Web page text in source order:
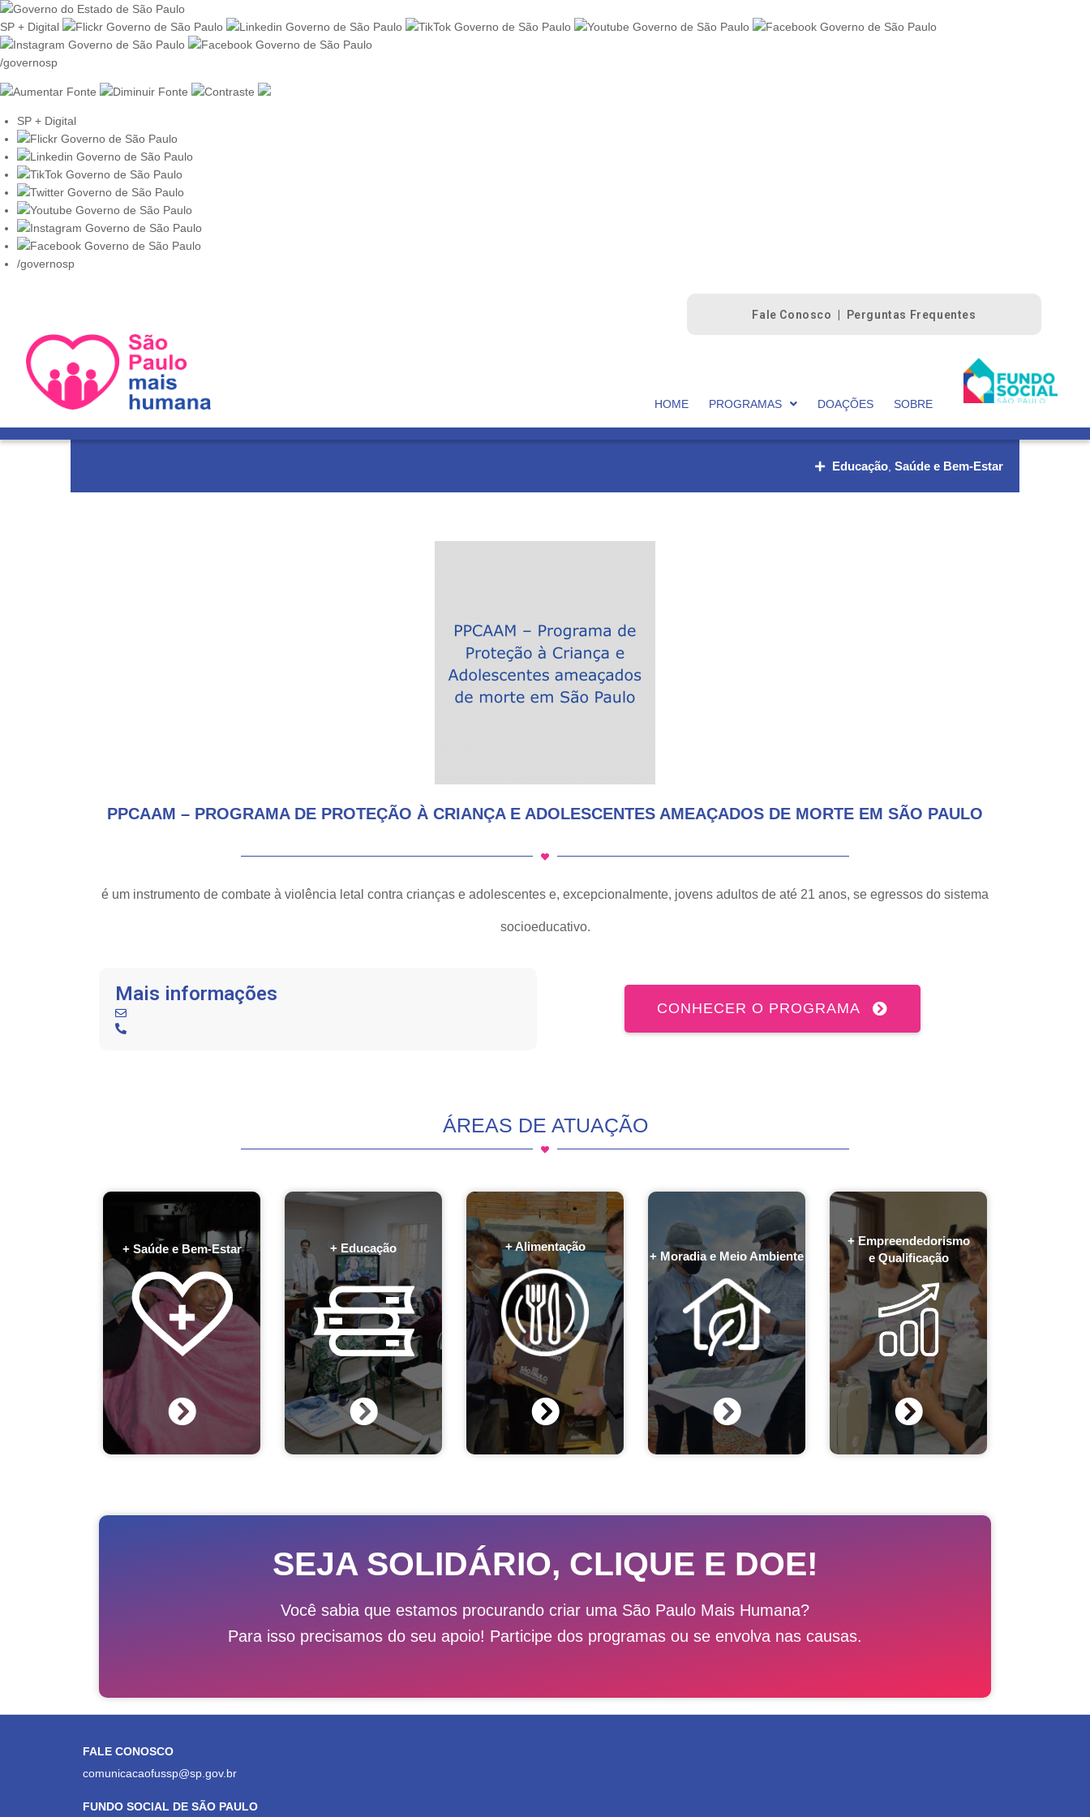
SP + Digital
/governosp
SP + Digital
/governosp
Fale Conosco Perguntas Frequentes
HOME PROGRAMAS DOAÇÕES SOBRE
Educação Saúde e Bem-Estar
PPCAAM – PROGRAMA DE PROTEÇÃO À CRIANÇA E ADOLESCENTES AMEAÇADOS DE MORTE EM SÃO PAULO
é um instrumento de combate à violência letal contra crianças e adolescentes e, excepcionalmente, jovens adultos de até 21 anos, se egressos do sistema
socioeducativo.
Mais informações
CONHECER O PROGRAMA
ÁREAS DE ATUAÇÃO
+ Saúde e Bem-Estar + Educação + Alimentação
+ Moradia e Meio Ambiente
+ Empreendedorismo
e Qualificação
SEJA SOLIDÁRIO, CLIQUE E DOE!
Você sabia que estamos procurando criar uma São Paulo Mais Humana?
Para isso precisamos do seu apoio! Participe dos programas ou se envolva nas causas.
FALE CONOSCO
comunicacaofussp@sp.gov.br
FUNDO SOCIAL DE SÃO PAULO